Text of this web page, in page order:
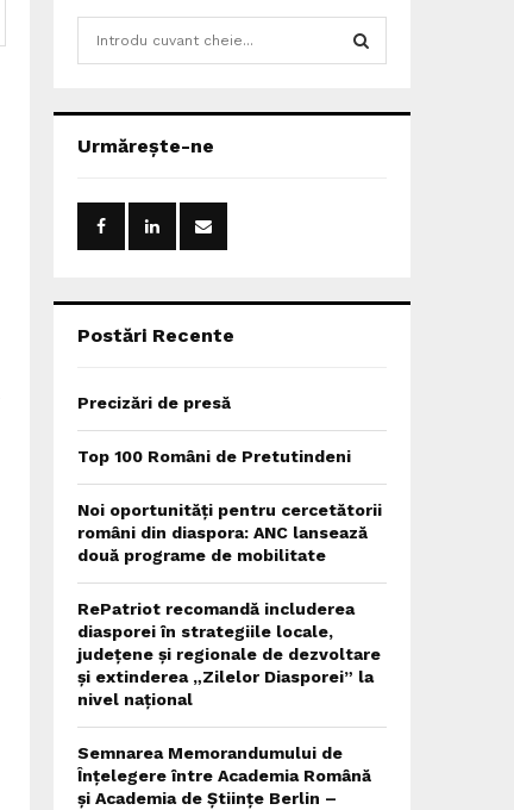
h
o
:
Urmărește-ne
Postări Recente
Precizări de presă
Top 100 Români de Pretutindeni
Noi oportunități pentru cercetătorii
români din diaspora: ANC lansează
două programe de mobilitate
RePatriot recomandă includerea
diasporei în strategiile locale,
județene și regionale de dezvoltare
și extinderea „Zilelor Diasporei” la
nivel național
Semnarea Memorandumului de
Înțelegere între Academia Română
și Academia de Științe Berlin –